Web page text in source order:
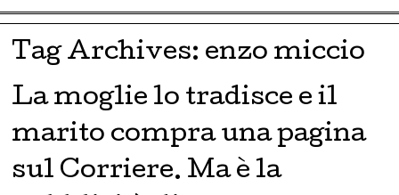
Menu ☰
Skip to content
Tag Archives: enzo miccio
La moglie lo tradisce e il
marito compra una pagina
sul Corriere. Ma è la